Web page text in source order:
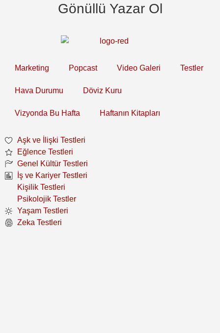
Gönüllü Yazar Ol
Marketing Popcast Video Galeri Testler
Hava Durumu Döviz Kuru
Vizyonda Bu Hafta Haftanın Kitapları
Aşk ve İlişki Testleri
Eğlence Testleri
Genel Kültür Testleri
İş ve Kariyer Testleri
Kişilik Testleri
Psikolojik Testler
Yaşam Testleri
Zeka Testleri